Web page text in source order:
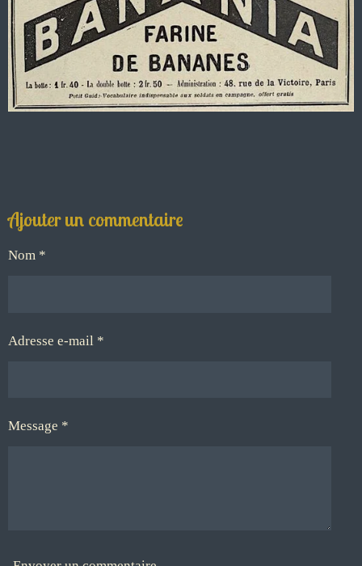
Ajouter un commentaire
Nom *
Adresse e-mail *
Message *